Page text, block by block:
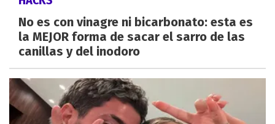
No es con vinagre ni bicarbonato: esta es
la MEJOR forma de sacar el sarro de las
canillas y del inodoro